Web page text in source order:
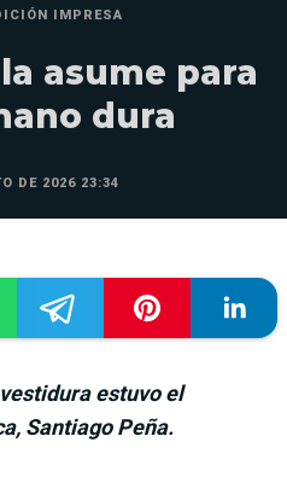
IMPRESA
asume para
dura
DE 2026 23:34
estuvo el
Santiago Peña.